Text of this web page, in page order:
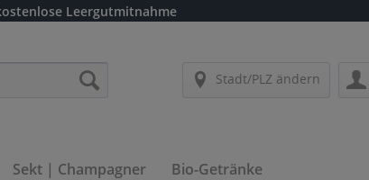
Leergutmitnahme
Stadt/PLZ ändern
Sekt | Champagner Bio-Getränke